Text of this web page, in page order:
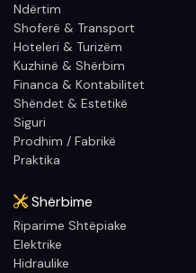
Ndërtim
Shoferë & Transport
Hoteleri & Turizëm
Kuzhinë & Shërbim
Financa & Kontabilitet
Shëndet & Estetikë
Siguri
Prodhim / Fabrikë
Praktika
Shërbime
Riparime Shtëpiake
Elektrike
Hidraulike